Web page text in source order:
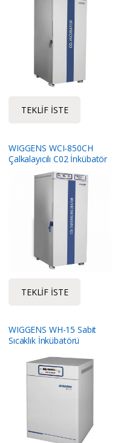
TEKLIF İSTE
WIGGENS WCI-850CH
Çalkalayıcılı C02 İnkübatör
TEKLIF İSTE
WIGGENS WH-15 Sabit
Sıcaklık İnkübatörü